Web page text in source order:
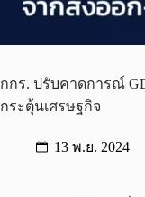
กกร. ปรับคาดการณ์
กระตุ้นเศรษฐกิจ
13 พ.ย. 2024